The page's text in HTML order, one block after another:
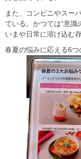
また、コンビニやスー
ている。かつては“意識
いまや日常に溶け込む
春夏の悩みに応える6つ